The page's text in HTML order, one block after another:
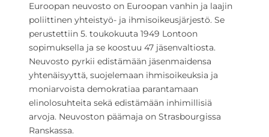
Euroopan neuvosto on Euroopan vanhin ja laajin
poliittinen yhteistyö- ja ihmisoikeusjärjestö. Se
perustettiin 5. toukokuuta 1949 Lontoon
sopimuksella ja se koostuu 47 jäsenvaltiosta.
Neuvosto pyrkii edistämään jäsenmaidensa
yhtenäisyyttä, suojelemaan ihmisoikeuksia ja
moniarvoista demokratiaa parantamaan
elinolosuhteita sekä edistämään inhimillisiä
arvoja. Neuvoston päämaja on Strasbourgissa
Ranskassa.